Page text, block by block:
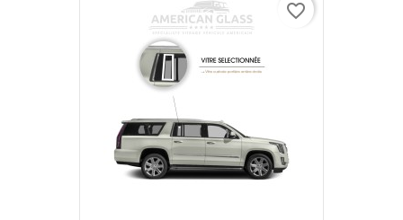
favorite_border